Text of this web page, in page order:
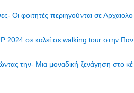
Οι φοιτητές περιηγούνται σε Αρχαιολο
2024 σε καλεί σε walking tour στην Παν
την- Μια μοναδική ξενάγηση στο κέ